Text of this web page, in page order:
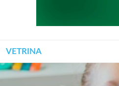
VETRINA